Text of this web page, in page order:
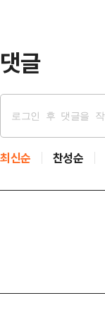
댓글
최신순 찬성순